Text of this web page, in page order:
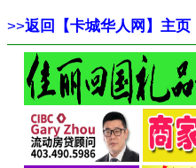
>>返回【卡城华人网】主页